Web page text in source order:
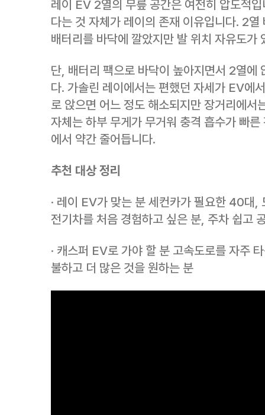
레이 EV 2열의 무릎 공간은 여전히 압도적
다는 것 자체가 레이의 존재 이유입니다. 2
배터리를 바닥에 깔았지만 발 위치 자유도가
단, 배터리 팩으로 바닥이 높아지면서 2열에
다. 가솔린 레이에서는 편했던 자세가 EV에
로 앉으면 어느 정도 해소되지만 장거리에서
자체는 하부 무게가 무거워 충격 흡수가 빠
에서 약간 줄어듭니다.
추천 대상 정리
· 레이 EV가 맞는 분 세컨카가 필요한 40대,
전기차를 처음 경험하고 싶은 분, 주차 쉽고
· 캐스퍼 EV로 가야 할 분 고속도로를 자주
불하고 더 많은 것을 원하는 분